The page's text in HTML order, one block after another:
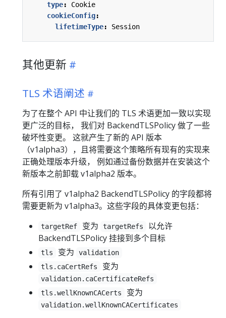
type:
Cookie
cookieConfig:
lifetimeType: Session
其他更新
TLS 术语阐述
为了在整个 API 中让我们的 TLS 术语更加一致以实现
更广泛的目标， 我们对 BackendTLSPolicy 做了一些
破坏性变更。 这就产生了新的 API 版本
（v1alpha3），且将需要这个策略所有现有的实现来
正确处理版本升级， 例如通过备份数据并在安装这个
新版本之前卸载 v1alpha2 版本。
所有引用了 v1alpha2 BackendTLSPolicy 的字段都将
需要更新为 v1alpha3。这些字段的具体变更包括：
targetRef 变为 targetRefs
以允许
BackendTLSPolicy 挂接到多个目标
tls 变为
validation
tls.caCertRefs
变为
validation.caCertificateRefs
tls.wellKnownCACerts
变为
validation.wellKnownCACertificates